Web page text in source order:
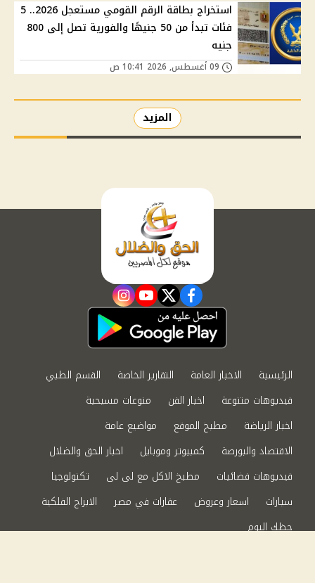
استخراج بطاقة الرقم القومي مستعجل 2026.. 5
فئات تبدأ من 50 جنيهًا والفورية تصل إلى 800
جنيه
المزيد
facebook
twitter
youtube
instagram
الرئيسية الاخبار العامة التقارير الخاصة
القسم الطبي
فيديوهات متنوعة
اخبار الفن
منوعات مسيحية
اخبار الرياضة
مطبخ الموقع
مواضيع عامة
الاقتصاد والبورصة
كمبيوتر وموبايل
اخبار الحق والضلال
فيديوهات فضائيات
مطبخ الاكل مع لى لى
تكنولوجيا
سيارات
اسعار وعروض عقارات في مصر
الابراج الفلكية
حظك اليوم